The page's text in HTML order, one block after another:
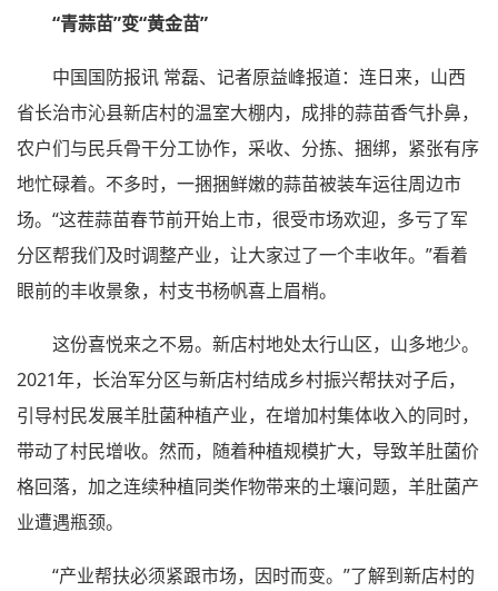
“青蒜苗”变“黄金苗”
中国国防报讯 常磊、记者原益峰报道：连日来，山西
省长治市沁县新店村的温室大棚内，成排的蒜苗香气扑鼻，
农户们与民兵骨干分工协作，采收、分拣、捆绑，紧张有序
地忙碌着。不多时，一捆捆鲜嫩的蒜苗被装车运往周边市
场。“这茬蒜苗春节前开始上市，很受市场欢迎，多亏了军
分区帮我们及时调整产业，让大家过了一个丰收年。”看着
眼前的丰收景象，村支书杨帆喜上眉梢。
这份喜悦来之不易。新店村地处太行山区，山多地少。
2021年，长治军分区与新店村结成乡村振兴帮扶对子后，
引导村民发展羊肚菌种植产业，在增加村集体收入的同时，
带动了村民增收。然而，随着种植规模扩大，导致羊肚菌价
格回落，加之连续种植同类作物带来的土壤问题，羊肚菌产
业遭遇瓶颈。
“产业帮扶必须紧跟市场，因时而变。”了解到新店村的